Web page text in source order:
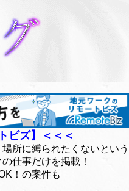
ビズ】＜＜＜
所に縛られたくないという
仕事だけを掲載！
！の案件も